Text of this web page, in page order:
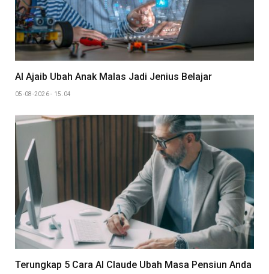
AI Ajaib Ubah Anak Malas Jadi Jenius Belajar
05-08-2026 - 15.04
Terungkap 5 Cara AI Claude Ubah Masa Pensiun Anda